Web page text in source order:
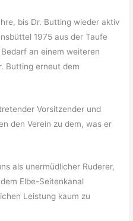
bis Dr. Butting wieder aktiv
1975 aus der Taufe
an einem weiteren
Butting erneut dem
Vorsitzender und
den Verein zu dem, was er
als unermüdlicher Ruderer,
Elbe-Seitenkanal
Leistung kaum zu